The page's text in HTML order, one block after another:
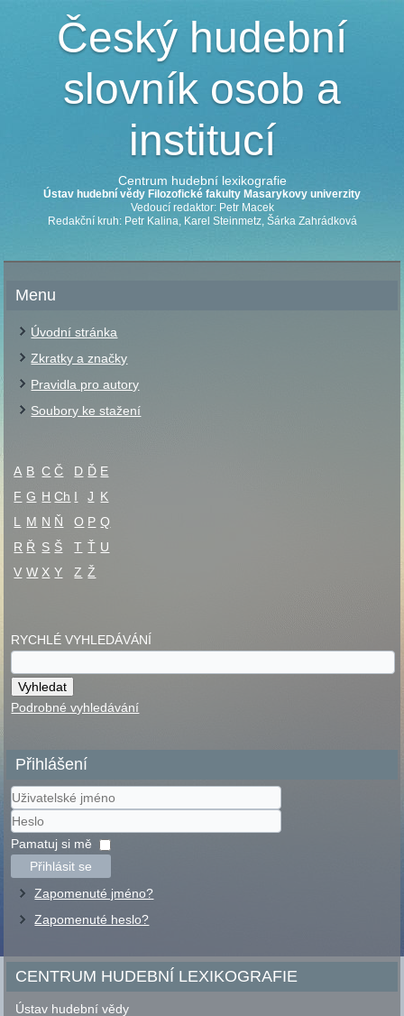
Český hudební
slovník osob a
institucí
Centrum hudební lexikografie
Ústav hudební vědy Filozofické fakulty Masarykovy univerzity
Vedoucí redaktor: Petr Macek
Redakční kruh: Petr Kalina, Karel Steinmetz, Šárka Zahrádková
Menu
Úvodní stránka
Zkratky a značky
Pravidla pro autory
Soubory ke stažení
A B C Č D Ď E
F G H Ch I J K
L
M N Ň O P Q
R Ř S Š T Ť U
V W X Y Z Ž
RYCHLÉ VYHLEDÁVÁNÍ
Podrobné vyhledávání
Přihlášení
Uživatelské
jméno
Heslo
Pamatuj si mě
Přihlásit se
Zapomenuté jméno?
Zapomenuté heslo?
CENTRUM HUDEBNÍ LEXIKOGRAFIE
Ústav hudební vědy